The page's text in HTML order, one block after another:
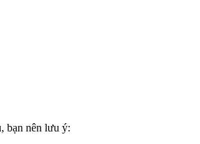
bạn nên lưu ý: